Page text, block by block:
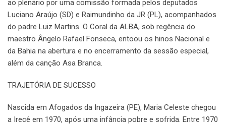
ao plenário por uma comissão formada pelos deputados
Luciano Araújo (SD) e Raimundinho da JR (PL), acompanhados
do padre Luiz Martins. O Coral da ALBA, sob regência do
maestro Ângelo Rafael Fonseca, entoou os hinos Nacional e
da Bahia na abertura e no encerramento da sessão especial,
além da canção Asa Branca.
TRAJETÓRIA DE SUCESSO
Nascida em Afogados da Ingazeira (PE), Maria Celeste chegou
a Irecê em 1970, após uma infância pobre e sofrida. Entre 1970